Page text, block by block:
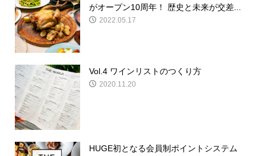
がオープン10周年！ 歴史と未来が交差...
2022.05.17
Vol.4 ワインリストのつくり方
2020.11.20
HUGE初となる会員制ポイントシステム